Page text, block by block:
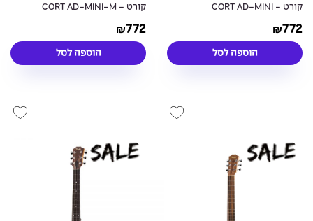
קורט - CORT AD-MINI
₪772
הוספה לסל
קורט - CORT AD-MINI-M
₪772
הוספה לסל